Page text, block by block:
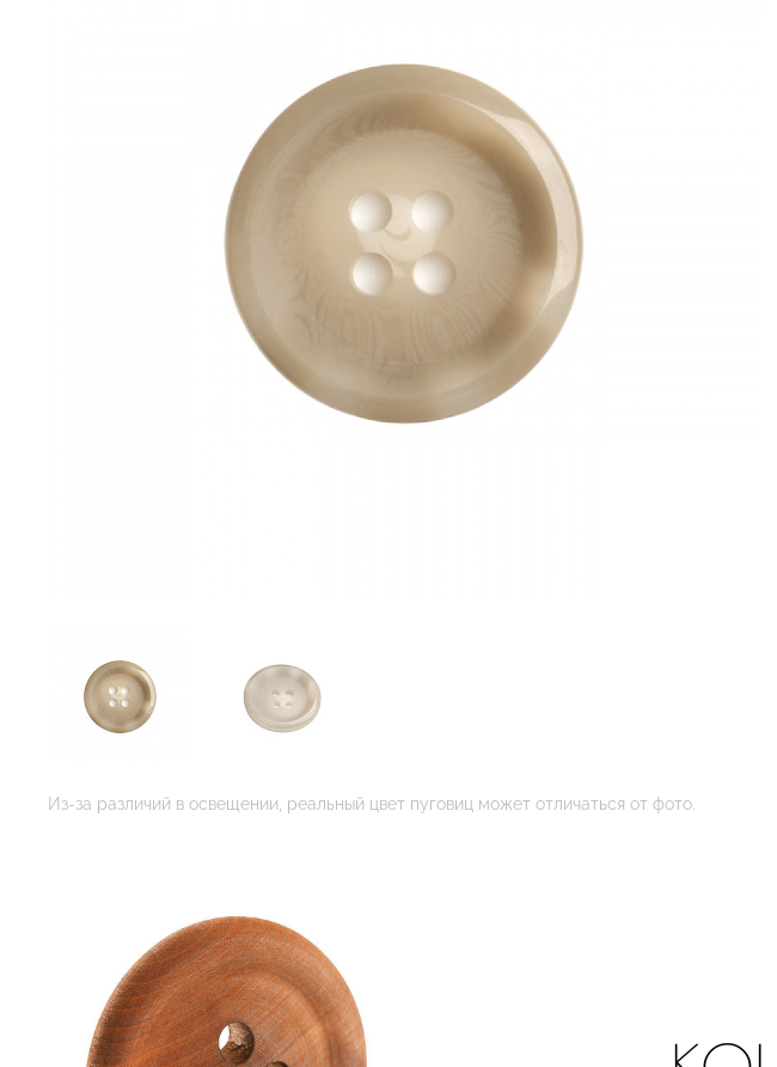
Из-за различий в освещении, реальный цвет пуговиц может отличаться от фото.